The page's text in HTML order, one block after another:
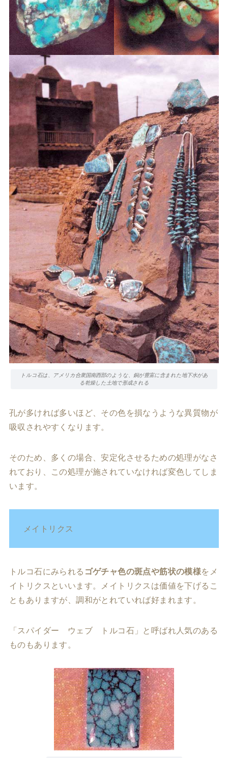
トルコ石は、アメリカ合衆国南西部のような、銅が豊富に含まれた地下水があ
る乾燥した土地で形成される
孔が多ければ多いほど、その色を損なうような異質物が
吸収されやすくなります。
そのため、多くの場合、安定化させるための処理がなさ
れており、この処理が施されていなければ変色してしま
います。
メイトリクス
トルコ石にみられる ゴゲチャ色の斑点や筋状の模様をメ
イトリクスといいます。メイトリクスは価値を下げるこ
ともありますが、調和がとれていれば好まれます。
「スパイダー ウェブ トルコ石」と呼ばれ人気のある
ものもあります。